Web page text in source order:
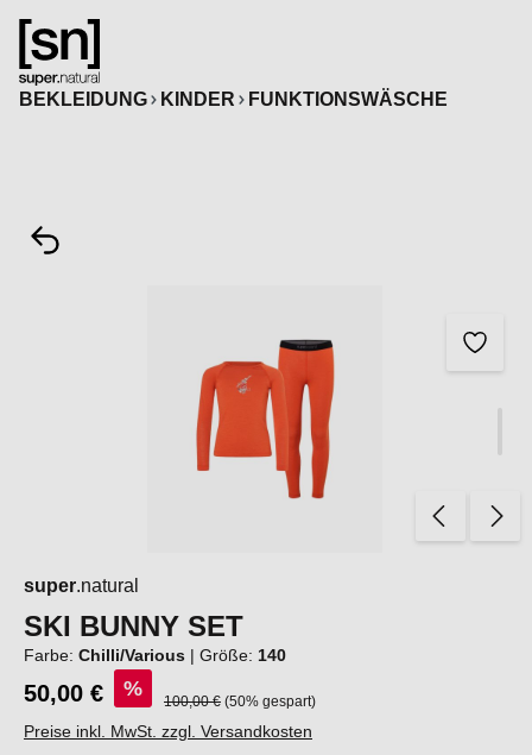
springen
BEKLEIDUNG KINDER FUNKTIONSWÄSCHE
super.natural
SKI BUNNY SET
Farbe: Chilli/Various | Größe: 140
50,00 € % Regulärer Preis:
100,00 € (50% gespart)
Preise inkl. MwSt. zzgl. Versandkosten